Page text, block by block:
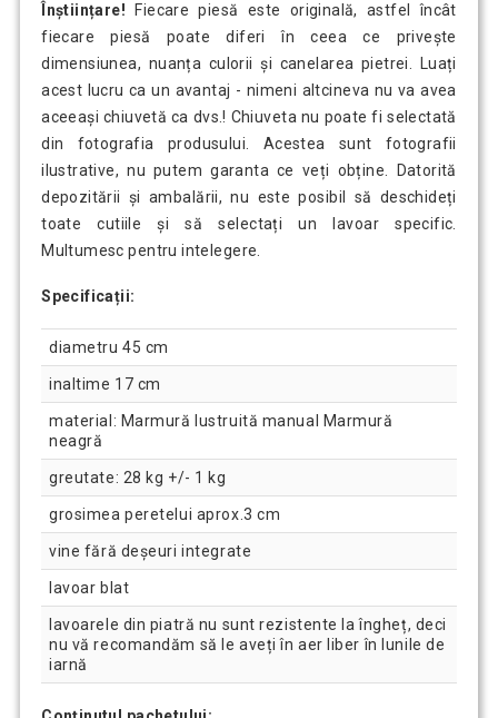
Înștiințare! Fiecare piesă este originală, astfel încât
fiecare piesă poate diferi în ceea ce privește
dimensiunea, nuanța culorii și canelarea pietrei. Luați
acest lucru ca un avantaj - nimeni altcineva nu va avea
aceeași chiuvetă ca dvs.! Chiuveta nu poate fi selectată
din fotografia produsului. Acestea sunt fotografii
ilustrative, nu putem garanta ce veți obține. Datorită
depozitării și ambalării, nu este posibil să deschideți
toate cutiile și să selectați un lavoar specific.
Multumesc pentru intelegere.
Specificații:
diametru 45 cm
inaltime 17 cm
material: Marmură lustruită manual Marmură
neagră
greutate: 28 kg +/- 1 kg
grosimea peretelui aprox.3 cm
vine fără deșeuri integrate
lavoar blat
lavoarele din piatră nu sunt rezistente la îngheț, deci
nu vă recomandăm să le aveți în aer liber în lunile de
iarnă